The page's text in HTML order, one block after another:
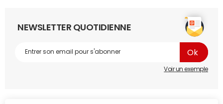
NEWSLETTER QUOTIDIENNE
Voir un exemple